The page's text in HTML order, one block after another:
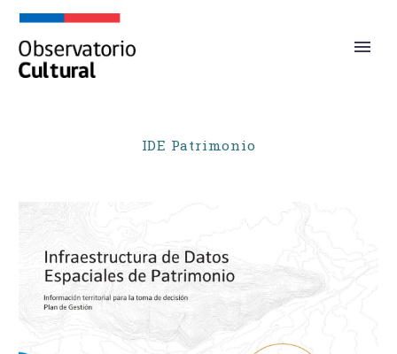
IDE Patrimonio